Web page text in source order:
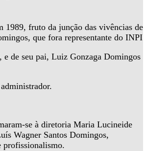
1989, fruto da junção das vivências de
que fora representante do INPI
e de seu pai, Luiz Gonzaga Domingos
se à diretoria Maria Lucineide
Wagner Santos Domingos,
profissionalismo.